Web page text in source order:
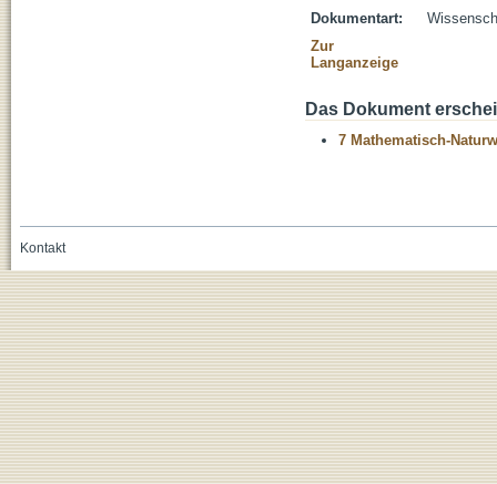
Dokumentart:
Zur
Langanzeige
Das Dokument
7 Mathematisch-
Kontakt